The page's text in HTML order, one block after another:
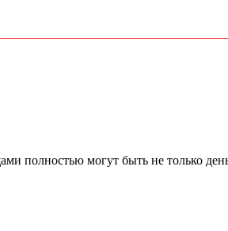
полностью могут быть не только